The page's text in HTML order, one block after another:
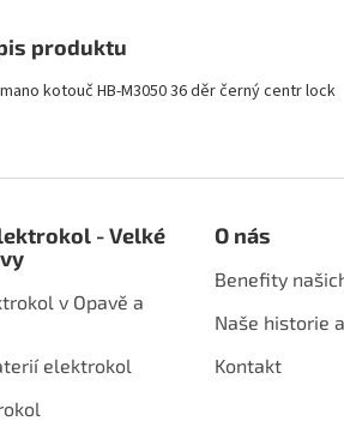
produktu
kotouč HB-M3050 36 děr černý centr lock
- Velké
v Opavě a
elektrokol
O nás
Benefity
Naše historie
Kontakt